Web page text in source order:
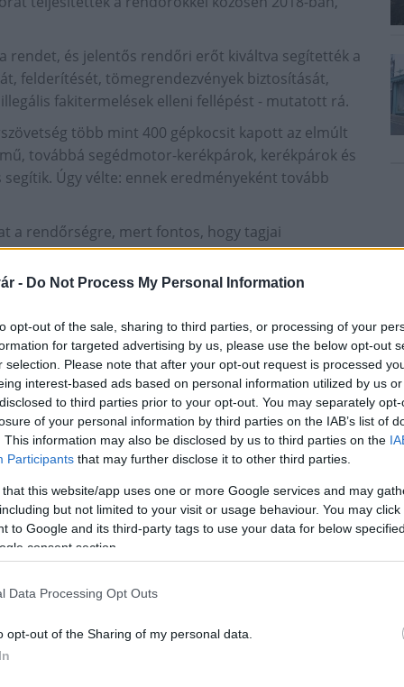
- Do Not Process My Personal Information
opt-out of the sale, sharing to third parties, or processing of your
for targeted advertising by us, please use the below opt-out
selection. Please note that after your opt-out request is processed
interest-based ads based on personal information utilized by us
to third parties prior to your opt-out. You may separately
of your personal information by third parties on the IAB’s list of
This information may also be disclosed by us to third parties on the
Participants that may further disclose it to other third parties.
that this website/app uses one or more Google services and may
but not limited to your visit or usage behaviour. You may
to Google and its third-party tags to use your data for below
consent section.
Data Processing Opt Outs
opt-out of the Sharing of my personal data.
rendet, és jelentős rendőri erőt kiváltva segítették a
felderítését, tömegrendezvények biztosítását,
fakitermelések elleni fellépést - mutatott rá.
több mint 400 gépkocsit kapott az elmúlt
továbbá segédmotor-kerékpárok, kerékpárok és
Úgy vélte: ennek eredményeként tovább
a rendőrségre, mert fontos, hogy tagjai
új kihívások tekintetében - mondta.
komoly aktivitást kíván a közlekedési
járó közlekedési balesetek száma 2018.
időszakaihoz viszonyítva, a halálos balesetek
tíz év harmadik legtragikusabb éve. Ennek
felfogásán, taktikáján.
balesetek száma 7 százalékkal csökkent a
volt az elmúlt 10 évben, ami az
az országos rendőrfőkapitány.
azt emelte ki, hogy a polgárőrségnek ma olyan
"álmodni sem mert". Példaként Magyarország
a katasztrófavédelmet, és a katonai szervezeteket
időszaka, megújult a jogi környezet,
a szövetség szakmai programjai, s most már
polgárőrök - fogalmazott.
egységét, szakmai arculatát, a polgárőrök